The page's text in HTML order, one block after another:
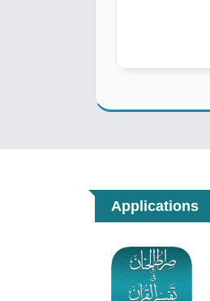
Applications